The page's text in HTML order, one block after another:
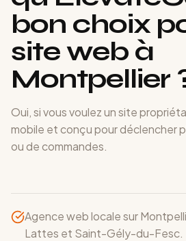
bon choix
site web à
Montpellier
Oui, si vous voulez un site
mobile et conçu pour déclencher
ou de commandes.
Agence web locale sur
Lattes et Saint-Gély-du-Fesc.